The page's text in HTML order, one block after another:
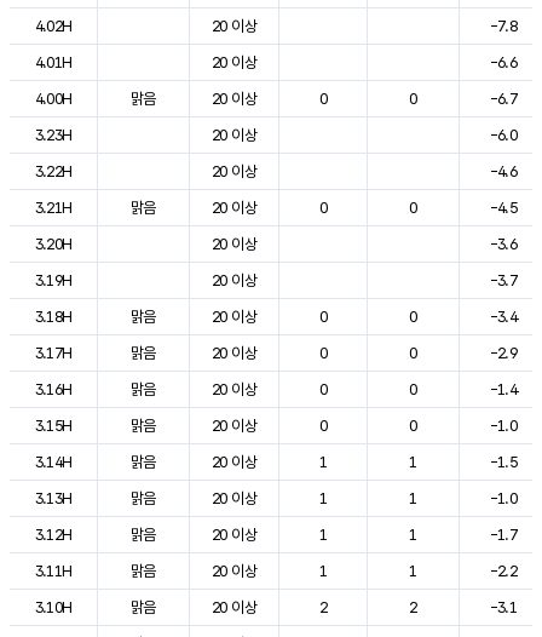
4.02H
20 이상
-7.8
4.01H
20 이상
-6.6
4.00H
맑음 20 이상 0 0
-6.7
3.23H
20 이상
-6.0
3.22H
20 이상
-4.6
3.21H
맑음 20 이상 0 0
-4.5
3.20H
20 이상
-3.6
3.19H
20 이상
-3.7
3.18H
맑음 20 이상 0 0
-3.4
3.17H
맑음 20 이상 0 0
-2.9
3.16H
맑음 20 이상 0 0
-1.4
3.15H
맑음 20 이상 0 0
-1.0
3.14H
맑음 20 이상 1 1
-1.5
3.13H
맑음 20 이상 1 1
-1.0
3.12H
맑음 20 이상 1 1
-1.7
3.11H
맑음 20 이상 1 1
-2.2
3.10H
맑음 20 이상 2 2
-3.1